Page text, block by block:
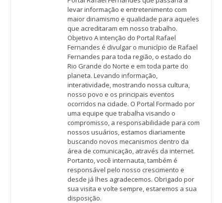
levar informação e entretenimento com
maior dinamismo e qualidade para aqueles
que acreditaram em nosso trabalho.
Objetivo A intenção do Portal Rafael
Fernandes é divulgar o município de Rafael
Fernandes para toda região, o estado do
Rio Grande do Norte e em toda parte do
planeta. Levando informação,
interatividade, mostrando nossa cultura,
nosso povo e os principais eventos
ocorridos na cidade. O Portal Formado por
uma equipe que trabalha visando o
compromisso, a responsabilidade para com
nossos usuários, estamos diariamente
buscando novos mecanismos dentro da
área de comunicação, através da internet.
Portanto, você internauta, também é
responsável pelo nosso crescimento e
desde já lhes agradecemos. Obrigado por
sua visita e volte sempre, estaremos a sua
disposição.